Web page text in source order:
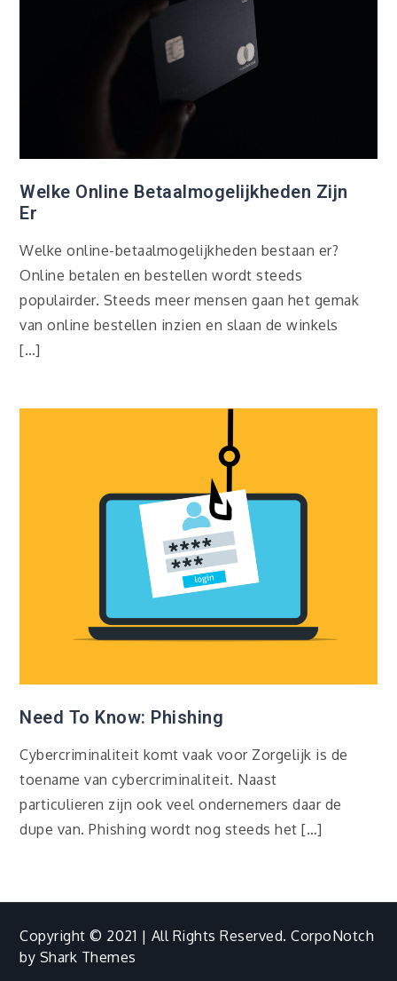
Welke Online Betaalmogelijkheden Zijn
Er
Welke online-betaalmogelijkheden bestaan er?
Online betalen en bestellen wordt steeds
populairder. Steeds meer mensen gaan het gemak
van online bestellen inzien en slaan de winkels
[…]
Need To Know: Phishing
Cybercriminaliteit komt vaak voor Zorgelijk is de
toename van cybercriminaliteit. Naast
particulieren zijn ook veel ondernemers daar de
dupe van. Phishing wordt nog steeds het […]
Copyright © 2021 | All Rights Reserved. CorpoNotch
by Shark Themes